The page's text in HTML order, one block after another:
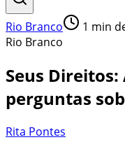
Rio Branco 1 min
Rio Branco
Seus
perguntas
Rita Pontes